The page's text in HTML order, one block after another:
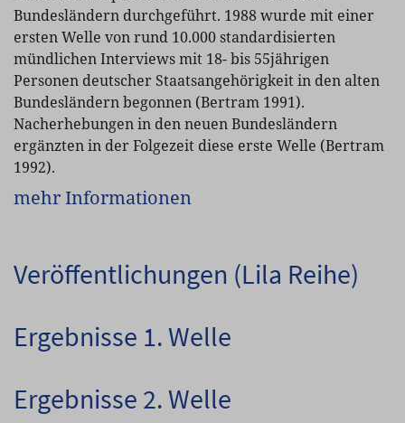
Bundesländern durchgeführt. 1988 wurde mit einer
ersten Welle von rund 10.000 standardisierten
mündlichen Interviews mit 18- bis 55jährigen
Personen deutscher Staatsangehörigkeit in den alten
Bundesländern begonnen (Bertram 1991).
Nacherhebungen in den neuen Bundesländern
ergänzten in der Folgezeit diese erste Welle (Bertram
1992).
mehr Informationen
Veröffentlichungen (Lila Reihe)
Ergebnisse 1. Welle
Ergebnisse 2. Welle